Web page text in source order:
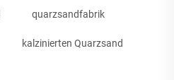
quarzsandfabrik
kalzinierten Quarzsand